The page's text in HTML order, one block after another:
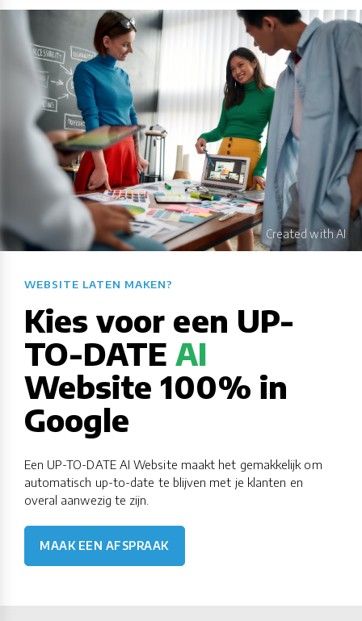
WEBSITE LATEN MAKEN?​​​​​​​​​​​​​​
Kies voor een UP-
TO-DATE AI
Website 100% in
Google
Een UP-TO-DATE AI Website maakt het gemakkelijk om
automatisch up-to-date te blijven met je klanten en
overal aanwezig te zijn.
MAAK EEN AFSPRAAK